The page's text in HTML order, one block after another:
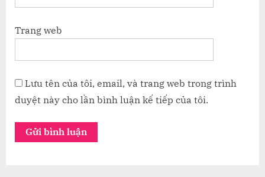
Trang web
Lưu tên của tôi, email, và trang web trong trình
duyệt này cho lần bình luận kế tiếp của tôi.